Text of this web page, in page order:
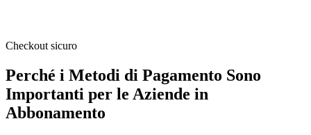
Checkout sicuro
Perché i Metodi di Pagamento Sono
Importanti per le Aziende in
Abbonamento